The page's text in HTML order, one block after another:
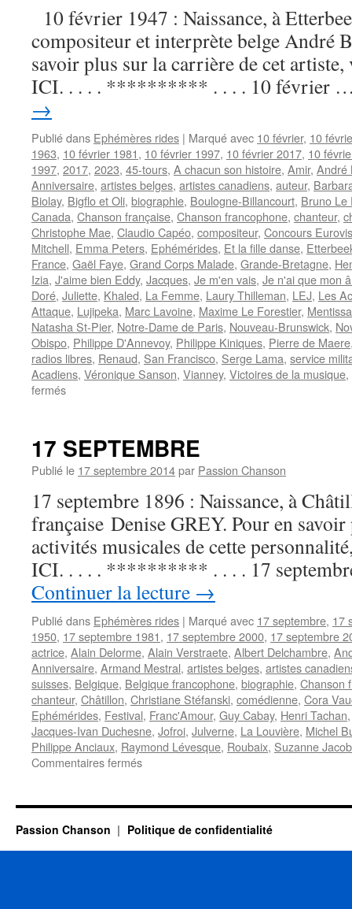
10 février 1947 : Naissance, à
compositeur et interprète belge André
savoir plus sur la carrière de cet
ICI. . . . . ********** . . . . 10 février
→
Publié dans Ephémères rides | Marqué avec 10 février, 10
1963, 10 février 1981, 10 février 1997, 10 février 2017, 10
1997, 2017, 2023, 45-tours, A chacun son histoire, Amir, André
Anniversaire, artistes belges, artistes canadiens, auteur,
Biolay, Bigflo et Oli, biographie, Boulogne-Billancourt, Bruno Le
Canada, Chanson française, Chanson francophone, chanteur,
Christophe Mae, Claudio Capéo, compositeur, Concours
Mitchell, Emma Peters, Ephémérides, Et la fille danse,
France, Gaël Faye, Grand Corps Malade, Grande-Bretagne,
Izia, J'aime bien Eddy, Jacques, Je m'en vais, Je n'ai que mon
Doré, Juliette, Khaled, La Femme, Laury Thilleman, LEJ, Les
Attaque, Lujipeka, Marc Lavoine, Maxime Le Forestier, Mentissa
Natasha St-Pier, Notre-Dame de Paris, Nouveau-Brunswick,
Obispo, Philippe D'Annevoy, Philippe Kiniques, Pierre de Maere
radios libres, Renaud, San Francisco, Serge Lama, service
Acadiens, Véronique Sanson, Vianney, Victoires de la musique,
ferméssur
17 SEPTEMBRE
Publié le 17 septembre 2014par Passion Chanson
17 septembre 1896 : Naissance, à
française Denise GREY. Pour en
activités musicales de cette
ICI. . . . . ********** . . . . 17
Continuer la lecture →
Publié dans Ephémères rides | Marqué avec 17 septembre, 17
1950, 17 septembre 1981, 17 septembre 2000, 17 septembre
actrice, Alain Delorme, Alain Verstraete, Albert Delchambre,
Anniversaire, Armand Mestral, artistes belges, artistes
suisses, Belgique, Belgique francophone, biographie, Chanson
chanteur, Châtillon, Christiane Stéfanski, comédienne, Cora
Ephémérides, Festival, Franc'Amour, Guy Cabay, Henri Tachan
Jacques-Ivan Duchesne, Jofroi, Julverne, La Louvière, Michel
Philippe Anciaux, Raymond Lévesque, Roubaix, Suzanne Jacob
Commentaires ferméssur
Passion Chanson Politique de confidentialité